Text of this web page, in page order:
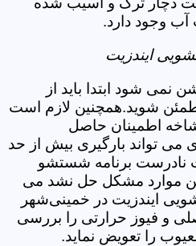
آب وجود دارد.
ایندزیت
نمی شود ابتدا باید از
شوید.همچنین لازم است
اطمینان حاصل
می تواند بارگیری بیش از حد
نادرست برنامه شستشو
موارد مشکل حل نشد می
ایندزیت در خمینی‌شهر
و فیوز حرارتی را بررسی
را تعویض نماید.